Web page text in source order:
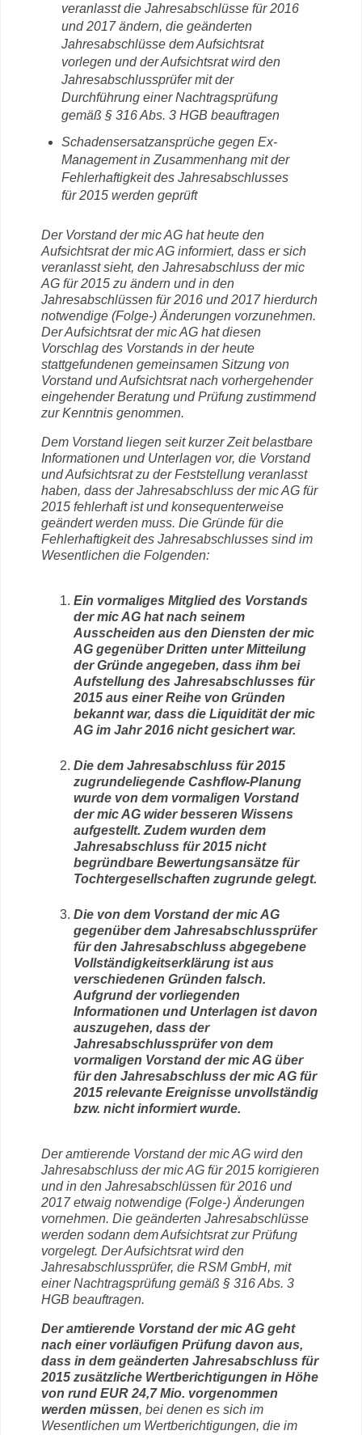
veranlasst die Jahresabschlüsse für 2016
und 2017 ändern, die geänderten
Jahresabschlüsse dem Aufsichtsrat
vorlegen und der Aufsichtsrat wird den
Jahresabschlussprüfer mit der
Durchführung einer Nachtragsprüfung
gemäß § 316 Abs. 3 HGB beauftragen
Schadensersatzansprüche gegen Ex-
Management in Zusammenhang mit der
Fehlerhaftigkeit des Jahresabschlusses
für 2015 werden geprüft
Der Vorstand der mic AG hat heute den
Aufsichtsrat der mic AG informiert, dass er sich
veranlasst sieht, den Jahresabschluss der mic
AG für 2015 zu ändern und in den
Jahresabschlüssen für 2016 und 2017 hierdurch
notwendige (Folge-) Änderungen vorzunehmen.
Der Aufsichtsrat der mic AG hat diesen
Vorschlag des Vorstands in der heute
stattgefundenen gemeinsamen Sitzung von
Vorstand und Aufsichtsrat nach vorhergehender
eingehender Beratung und Prüfung zustimmend
zur Kenntnis genommen.
Dem Vorstand liegen seit kurzer Zeit belastbare
Informationen und Unterlagen vor, die Vorstand
und Aufsichtsrat zu der Feststellung veranlasst
haben, dass der Jahresabschluss der mic AG für
2015 fehlerhaft ist und konsequenterweise
geändert werden muss. Die Gründe für die
Fehlerhaftigkeit des Jahresabschlusses sind im
Wesentlichen die Folgenden:
Ein vormaliges Mitglied des Vorstands
der mic AG hat nach seinem
Ausscheiden aus den Diensten der mic
AG gegenüber Dritten unter Mitteilung
der Gründe angegeben, dass ihm bei
Aufstellung des Jahresabschlusses für
2015 aus einer Reihe von Gründen
bekannt war, dass die Liquidität der mic
AG im Jahr 2016 nicht gesichert war.
Die dem Jahresabschluss für 2015
zugrundeliegende Cashflow-Planung
wurde von dem vormaligen Vorstand
der mic AG wider besseren Wissens
aufgestellt. Zudem wurden dem
Jahresabschluss für 2015 nicht
begründbare Bewertungsansätze für
Tochtergesellschaften zugrunde gelegt.
Die von dem Vorstand der mic AG
gegenüber dem Jahresabschlussprüfer
für den Jahresabschluss abgegebene
Vollständigkeitserklärung ist aus
verschiedenen Gründen falsch.
Aufgrund der vorliegenden
Informationen und Unterlagen ist davon
auszugehen, dass der
Jahresabschlussprüfer von dem
vormaligen Vorstand der mic AG über
für den Jahresabschluss der mic AG für
2015 relevante Ereignisse unvollständig
bzw. nicht informiert wurde.
Der amtierende Vorstand der mic AG wird den
Jahresabschluss der mic AG für 2015 korrigieren
und in den Jahresabschlüssen für 2016 und
2017 etwaig notwendige (Folge-) Änderungen
vornehmen. Die geänderten Jahresabschlüsse
werden sodann dem Aufsichtsrat zur Prüfung
vorgelegt. Der Aufsichtsrat wird den
Jahresabschlussprüfer, die RSM GmbH, mit
einer Nachtragsprüfung gemäß § 316 Abs. 3
HGB beauftragen.
Der amtierende Vorstand der mic AG geht
nach einer vorläufigen Prüfung davon aus,
dass in dem geänderten Jahresabschluss für
2015 zusätzliche Wertberichtigungen in Höhe
von rund EUR 24,7 Mio. vorgenommen
werden müssen, bei denen es sich im
Wesentlichen um Wertberichtigungen, die im